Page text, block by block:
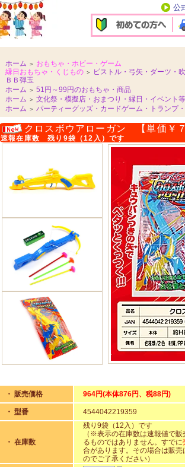
公
ホーム ＞ おもちゃ・ホビー・ゲーム
縁日おもちゃ・くじもの ＞
ピストル・弓矢・ダーツ・
ＢＢ弾玉
ホーム ＞ 51円～99円のおもちゃ・商品
ホーム ＞ 文化祭・模擬店・おまつり・縁日・イベント等
ホーム ＞ パーティーグッズ・カードゲーム・トランプ
クロスボウアローガン 【単価￥
速報在庫数 残り9袋（12入）です
・ 販売価格 964円(本体876円、税88円)
・ 型番 4544042219359
・ 在庫数
残り9袋（12入）です
（※表示の在庫数は速報値で
るものではありません。すでに
合があります。その場合は販売
のでご了承ください）